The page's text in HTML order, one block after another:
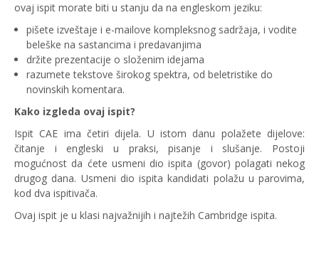
ovaj ispit morate biti u stanju da na engleskom jeziku:
pišete izveštaje i e-mailove kompleksnog sadržaja, i vodite
beleške na sastancima i predavanjima
držite prezentacije o složenim idejama
razumete tekstove širokog spektra, od beletristike do
novinskih komentara.
Kako izgleda ovaj ispit?
Ispit CAE ima četiri dijela. U istom danu polažete dijelove:
čitanje i engleski u praksi, pisanje i slušanje. Postoji
mogućnost da ćete usmeni dio ispita (govor) polagati nekog
drugog dana. Usmeni dio ispita kandidati polažu u parovima,
kod dva ispitivača.
Ovaj ispit je u klasi najvažnijih i najtežih Cambridge ispita.